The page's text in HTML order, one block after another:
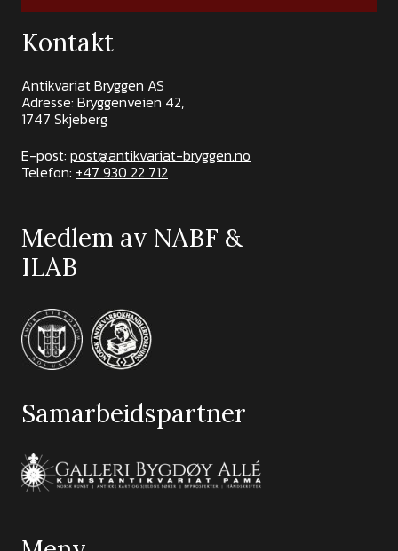
Kontakt
Antikvariat Bryggen AS
Adresse: Bryggenveien 42,
1747 Skjeberg
E-post: post@antikvariat-bryggen.no
Telefon: +47 930 22 712
Medlem av NABF &
ILAB
Samarbeidspartner